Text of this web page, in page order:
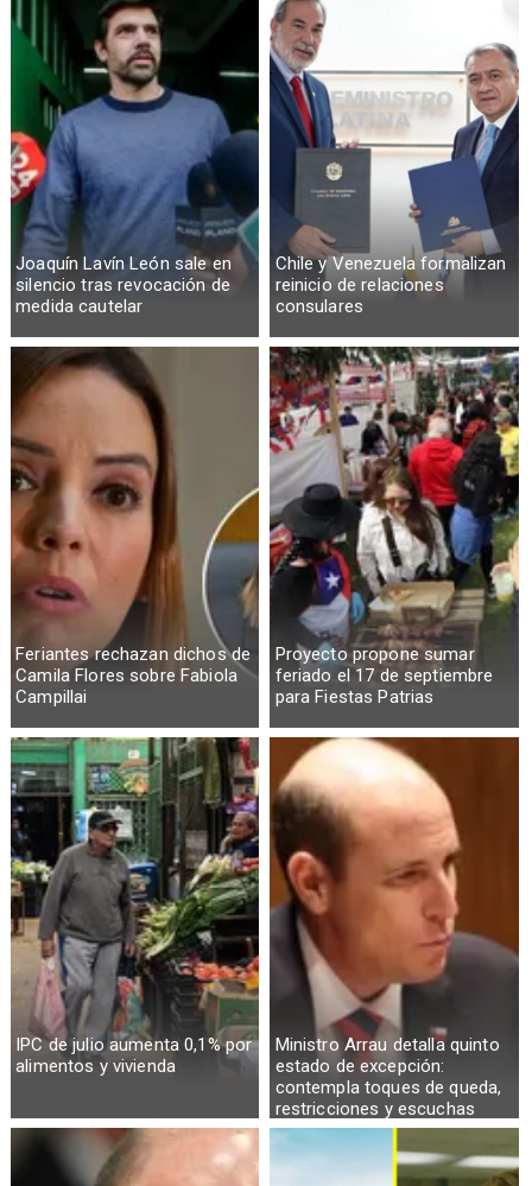
Joaquín Lavín León sale en
silencio tras revocación de
medida cautelar
Chile y Venezuela formalizan
reinicio de relaciones
consulares
Feriantes rechazan dichos de
Camila Flores sobre Fabiola
Campillai
Proyecto propone sumar
feriado el 17 de septiembre
para Fiestas Patrias
IPC de julio aumenta 0,1% por
alimentos y vivienda
Ministro Arrau detalla quinto
estado de excepción:
contempla toques de queda,
restricciones y escuchas
telefónicas en zonas críticas